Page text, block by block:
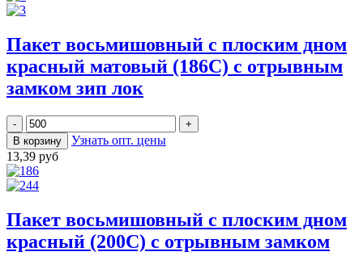
Пакет восьмишовный с плоским дном
красный матовый (186С) с отрывным
замком зип лок
Узнать опт. цены
13,39 руб
Пакет восьмишовный с плоским дном
красный (200С) с отрывным замком